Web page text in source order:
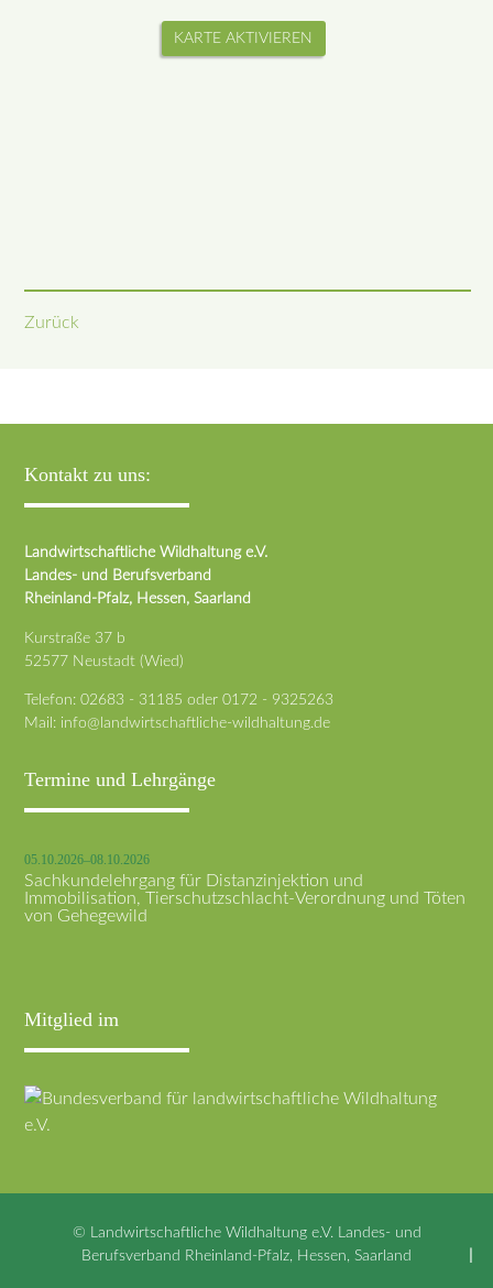
KARTE AKTIVIEREN
Zurück
Kontakt zu uns:
Landwirtschaftliche Wildhaltung e.V.
Landes- und Berufsverband
Rheinland-Pfalz, Hessen, Saarland
Kurstraße 37 b
52577 Neustadt (Wied)
Telefon:02683 - 31185 oder0172 - 9325263
Mail: info@landwirtschaftliche-wildhaltung.de
Termine und Lehrgänge
05.10.2026–08.10.2026
Sachkundelehrgang für Distanzinjektion und
Immobilisation, Tierschutzschlacht-Verordnung und Töten
von Gehegewild
Mitglied im
© Landwirtschaftliche Wildhaltung e.V. Landes- und
Berufsverband Rheinland-Pfalz, Hessen, Saarland